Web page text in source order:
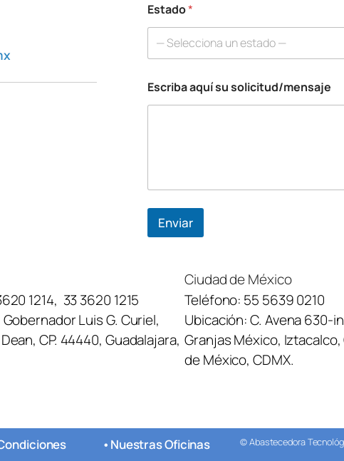
o
*
Estado*
— Selecciona un estado —
Escriba aquí su solicitud/mensaje
Enviar
1214, 33 3620 1215
Gobernador Luis G. Curiel,
CP. 44440, Guadalajara,
Ciudad de México
Teléfono: 55 5639 0210
Ubicación:C. Avena 630-
Granjas México, Iztacalco,
de México, CDMX.
• Nuestras Oficinas
© Abastecedora